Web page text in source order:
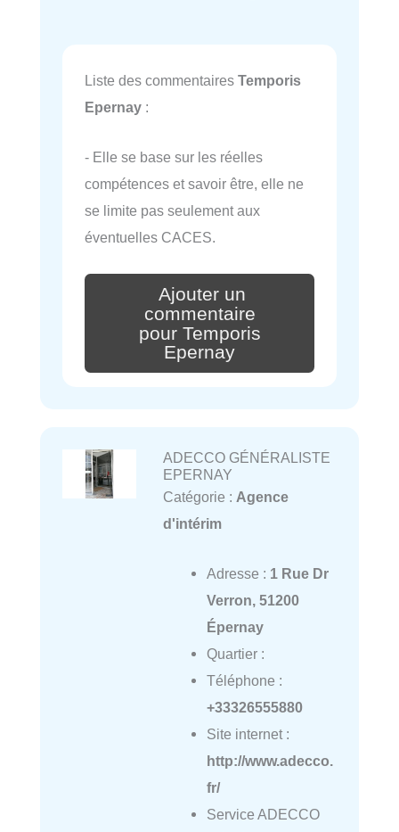
Liste des commentaires Temporis
Epernay :
- Elle se base sur les réelles
compétences et savoir être, elle ne
se limite pas seulement aux
éventuelles CACES.
Ajouter un
commentaire
pour Temporis
Epernay
ADECCO GÉNÉRALISTE
EPERNAY
Catégorie : Agence
d'intérim
Adresse : 1 Rue Dr
Verron, 51200
Épernay
Quartier :
Téléphone :
+33326555880
Site internet :
http://www.adecco.
fr/
Service ADECCO